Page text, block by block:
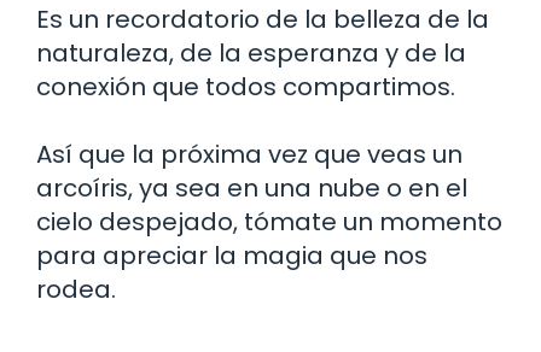
Es un recordatorio de la belleza de la
naturaleza, de la esperanza y de la
conexión que todos compartimos.
Así que la próxima vez que veas un
arcoíris, ya sea en una nube o en el
cielo despejado, tómate un momento
para apreciar la magia que nos
rodea.